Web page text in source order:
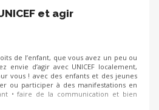
et agir
de l’enfant, que vous avez un peu ou
envie d’agir avec UNICEF localement,
vous ! avec des enfants et des jeunes
ou participer à des manifestations en
• faire de la communication et bien